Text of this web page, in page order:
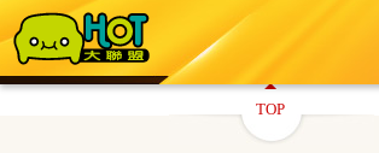
賣 車
TOP